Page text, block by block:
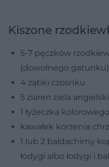
Kiszone
5-7 pęczków
(dowolnego gatunku)
4 ząbki czosnku
5 ziaren ziela
1 łyżeczka
kawałek korzenia
1 lub 2 baldachimy
łodygi albo łodygi i